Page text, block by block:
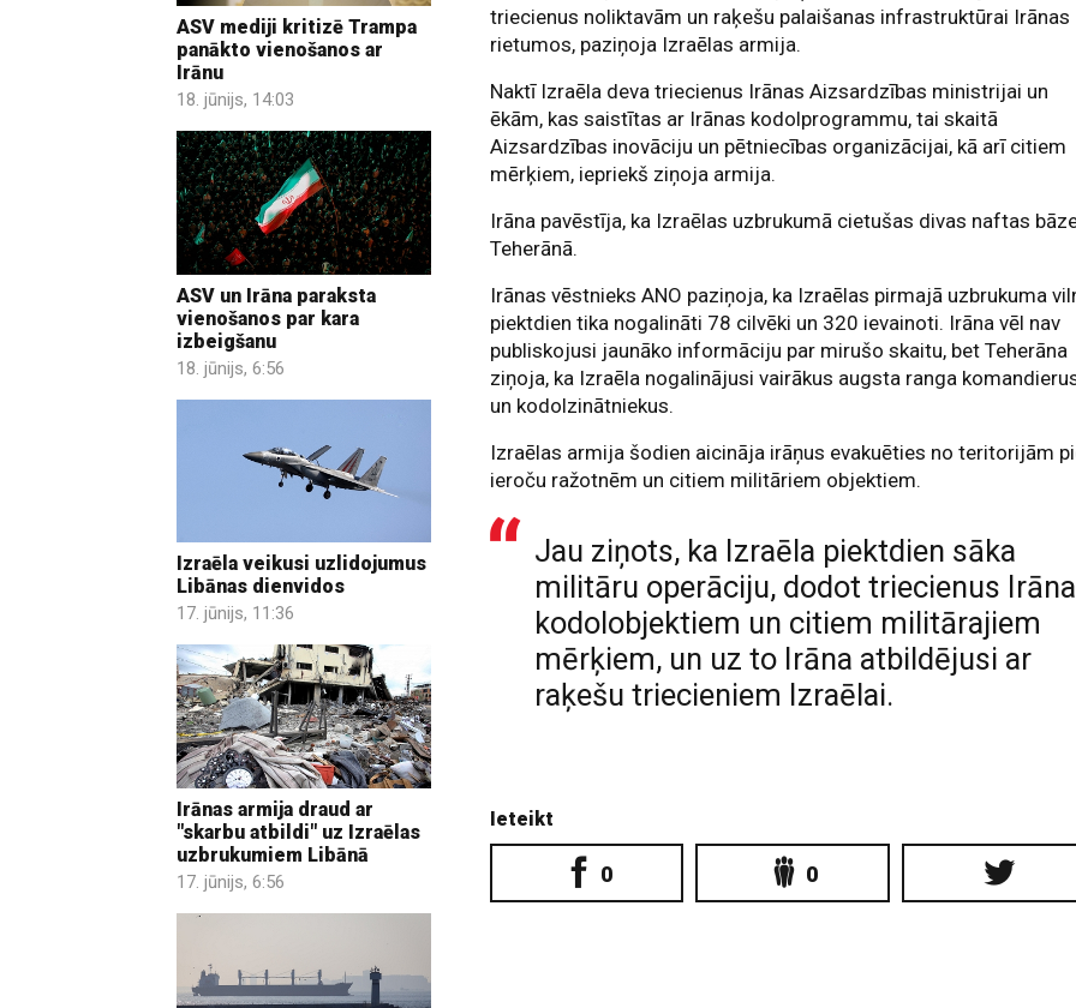
ASV mediji kritizē Trampa
panākto vienošanos ar
Irānu
18. jūnijs, 14:03
ASV un Irāna paraksta
vienošanos par kara
izbeigšanu
18. jūnijs, 6:56
Izraēla veikusi uzlidojumus
Libānas dienvidos
17. jūnijs, 11:36
Irānas armija draud ar
"skarbu atbildi" uz Izraēlas
uzbrukumiem Libānā
17. jūnijs, 6:56
triecienus noliktavām un raķešu palaišanas infrastruktūrai Irānas
rietumos, paziņoja Izraēlas armija.
Naktī Izraēla deva triecienus Irānas Aizsardzības ministrijai un
ēkām, kas saistītas ar Irānas kodolprogrammu, tai skaitā
Aizsardzības inovāciju un pētniecības organizācijai, kā arī citiem
mērķiem, iepriekš ziņoja armija.
Irāna pavēstīja, ka Izraēlas uzbrukumā cietušas divas naftas
Teherānā.
Irānas vēstnieks ANO paziņoja, ka Izraēlas pirmajā uzbrukuma
piektdien tika nogalināti 78 cilvēki un 320 ievainoti. Irāna vēl nav
publiskojusi jaunāko informāciju par mirušo skaitu, bet Teherāna
ziņoja, ka Izraēla nogalinājusi vairākus augsta ranga
un kodolzinātniekus.
Izraēlas armija šodien aicināja irāņus evakuēties no teritorijām
ieroču ražotnēm un citiem militāriem objektiem.
Jau ziņots, ka Izraēla piektdien sāka
militāru operāciju, dodot triecienus
kodolobjektiem un citiem militārajiem
mērķiem, un uz to Irāna atbildējusi ar
raķešu triecieniem Izraēlai.
Ieteikt
0 0